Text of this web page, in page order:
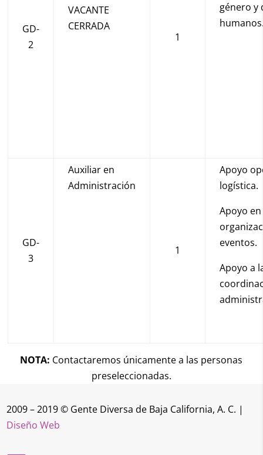
GD-
2
VACANTE
CERRADA
1
género y
GD-
3
Auxiliar en
Administración
1
Apoyo
logística.
Apoyo en
eventos.
Apoyo a
NOTA: Contactaremos únicamente a las personas
preseleccionadas.
2009 – 2019 © Gente Diversa de Baja California, A. C. |
Diseño Web